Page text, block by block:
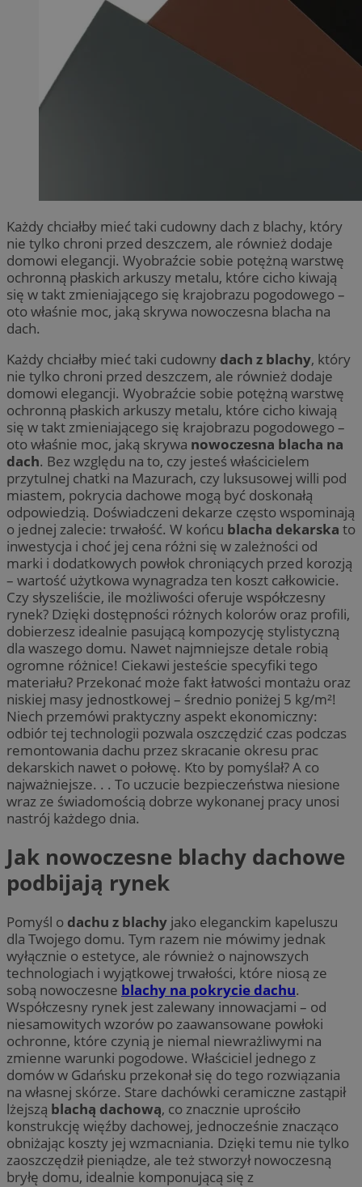
Każdy chciałby mieć taki cudowny dach z blachy, który
nie tylko chroni przed deszczem, ale również dodaje
domowi elegancji. Wyobraźcie sobie potężną warstwę
ochronną płaskich arkuszy metalu, które cicho kiwają
się w takt zmieniającego się krajobrazu pogodowego –
oto właśnie moc, jaką skrywa nowoczesna blacha na
dach.
Każdy chciałby mieć taki cudowny dach z blachy, który
nie tylko chroni przed deszczem, ale również dodaje
domowi elegancji. Wyobraźcie sobie potężną warstwę
ochronną płaskich arkuszy metalu, które cicho kiwają
się w takt zmieniającego się krajobrazu pogodowego –
oto właśnie moc, jaką skrywa nowoczesna blacha na
dach. Bez względu na to, czy jesteś właścicielem
przytulnej chatki na Mazurach, czy luksusowej willi pod
miastem, pokrycia dachowe mogą być doskonałą
odpowiedzią. Doświadczeni dekarze często wspominają
o jednej zalecie: trwałość. W końcu blacha dekarska to
inwestycja i choć jej cena różni się w zależności od
marki i dodatkowych powłok chroniących przed korozją
– wartość użytkowa wynagradza ten koszt całkowicie.
Czy słyszeliście, ile możliwości oferuje współczesny
rynek? Dzięki dostępności różnych kolorów oraz profili,
dobierzesz idealnie pasującą kompozycję stylistyczną
dla waszego domu. Nawet najmniejsze detale robią
ogromne różnice! Ciekawi jesteście specyfiki tego
materiału? Przekonać może fakt łatwości montażu oraz
niskiej masy jednostkowej – średnio poniżej 5 kg/m²!
Niech przemówi praktyczny aspekt ekonomiczny:
odbiór tej technologii pozwala oszczędzić czas podczas
remontowania dachu przez skracanie okresu prac
dekarskich nawet o połowę. Kto by pomyślał? A co
najważniejsze. . . To uczucie bezpieczeństwa niesione
wraz ze świadomością dobrze wykonanej pracy unosi
nastrój każdego dnia.
Jak nowoczesne blachy dachowe
podbijają rynek
Pomyśl o dachu z blachy jako eleganckim kapeluszu
dla Twojego domu. Tym razem nie mówimy jednak
wyłącznie o estetyce, ale również o najnowszych
technologiach i wyjątkowej trwałości, które niosą ze
sobą nowoczesne blachy na pokrycie dachu.
Współczesny rynek jest zalewany innowacjami – od
niesamowitych wzorów po zaawansowane powłoki
ochronne, które czynią je niemal niewrażliwymi na
zmienne warunki pogodowe. Właściciel jednego z
domów w Gdańsku przekonał się do tego rozwiązania
na własnej skórze. Stare dachówki ceramiczne zastąpił
lżejszą blachą dachową, co znacznie uprościło
konstrukcję więźby dachowej, jednocześnie znacząco
obniżając koszty jej wzmacniania. Dzięki temu nie tylko
zaoszczędził pieniądze, ale też stworzył nowoczesną
bryłę domu, idealnie komponującą się z